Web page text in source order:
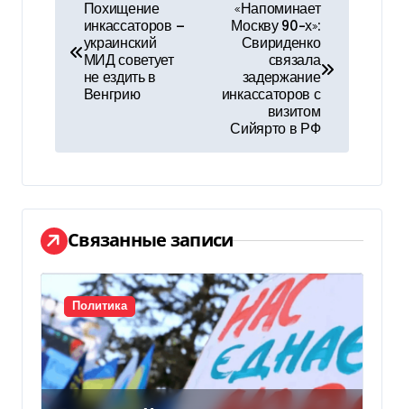
г
а
ц
и
я
п
о
Похищение
инкассаторов —
украинский
МИД советует
не ездить в
Венгрию
«Напоминает
Москву 90-х»:
Свириденко
связала
задержание
инкассаторов с
визитом
Сийярто в РФ
Связанные записи
Политика